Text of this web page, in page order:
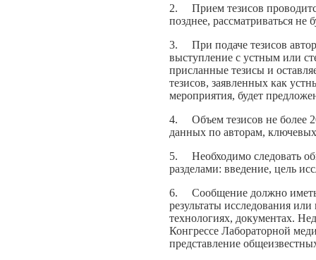
2. Прием тезисов
позднее, рассматриваться не
3. При подаче тезисов автор
выступление с устным или
присланные тезисы и
тезисов, заявленных как
мероприятия, будет
4. Объем тезисов не более
данных по авторам,
5. Необходимо следовать
разделами: введение, цель
6. Сообщение должно иметь
результаты исследования
технологиях, документах.
Конгрессе Лабораторной
представление